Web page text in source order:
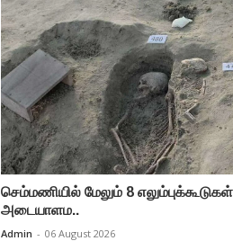
செம்மணியில் மேலும் 8 எலும்புக்கூடுகள்
அடையாளம..
Admin - 06 August 2026